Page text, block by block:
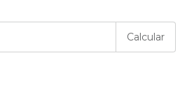
Calcular